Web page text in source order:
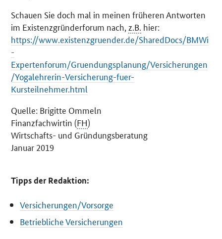
Schauen Sie doch mal in meinen früheren Antworten
im Existenzgründerforum nach, z.B. hier:
https://www.existenzgruender.de/SharedDocs/BMWi
-
Expertenforum/Gruendungsplanung/Versicherungen
/Yogalehrerin-Versicherung-fuer-
Kursteilnehmer.html
Quelle: Brigitte Ommeln
Finanzfachwirtin (FH)
Wirtschafts- und Gründungsberatung
Januar 2019
Tipps der Redaktion:
Versicherungen/Vorsorge
Betriebliche Versicherungen